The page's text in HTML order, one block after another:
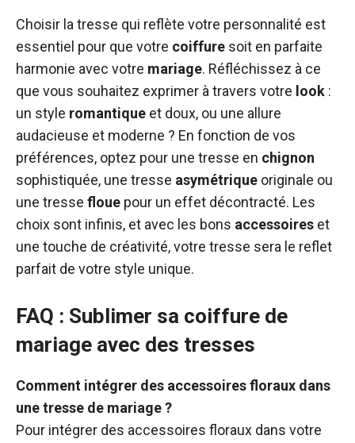
Choisir la tresse qui reflète votre personnalité est
essentiel pour que votre coiffure soit en parfaite
harmonie avec votre mariage. Réfléchissez à ce
que vous souhaitez exprimer à travers votre look :
un style romantique et doux, ou une allure
audacieuse et moderne ? En fonction de vos
préférences, optez pour une tresse en chignon
sophistiquée, une tresse asymétrique originale ou
une tresse floue pour un effet décontracté. Les
choix sont infinis, et avec les bons accessoires et
une touche de créativité, votre tresse sera le reflet
parfait de votre style unique.
FAQ : Sublimer sa coiffure de
mariage avec des tresses
Comment intégrer des accessoires floraux dans
une tresse de mariage ?
Pour intégrer des accessoires floraux dans votre